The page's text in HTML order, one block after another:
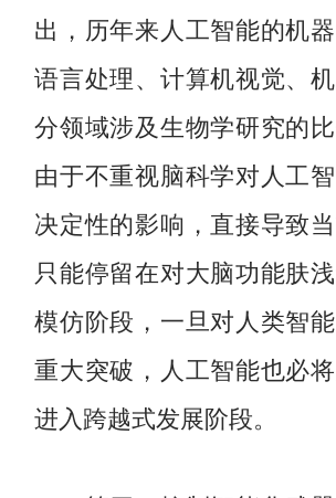
出，历年来人工智能的机
语言处理、计算机视觉、
分领域涉及生物学研究的比
由于不重视脑科学对人工
决定性的影响，直接导致
只能停留在对大脑功能肤
模仿阶段，一旦对人类智
重大突破，人工智能也必
进入跨越式发展阶段。